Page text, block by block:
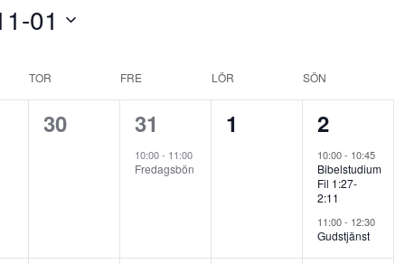
01
TOR FRE LÖR SÖN
0
evenemang,
30
1
evenemang,
31
10:00- 11:00
Fredagsbön
0
evenemang,
1
2
2
10:00- 10:45
Bibelstudium
Fil 1:27-
2:11
11:00- 12:30
Gudstjänst